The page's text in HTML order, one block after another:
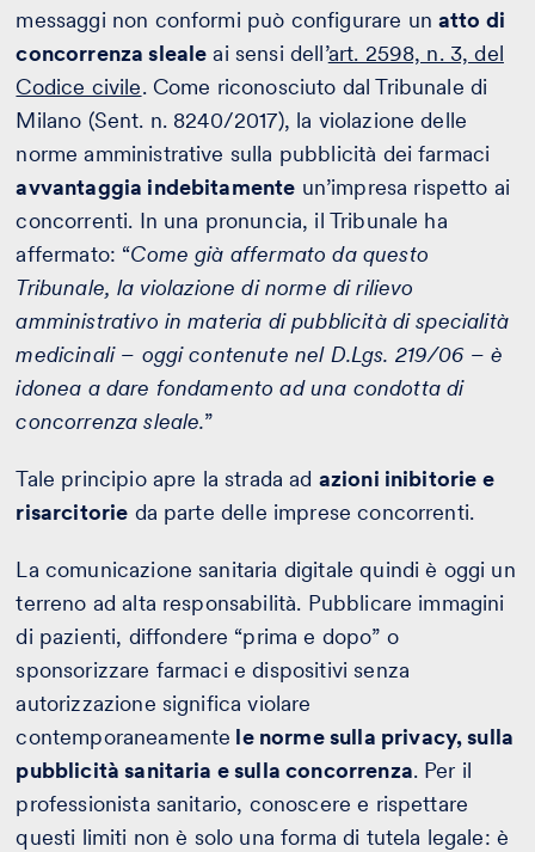
messaggi non conformi può configurare un atto di
concorrenza sleale ai sensi dell’art. 2598, n. 3, del
Codice civile. Come riconosciuto dal Tribunale di
Milano (Sent. n. 8240/2017), la violazione delle
norme amministrative sulla pubblicità dei farmaci
avvantaggia indebitamente un’impresa rispetto ai
concorrenti. In una pronuncia, il Tribunale ha
affermato: “Come già affermato da questo
Tribunale, la violazione di norme di rilievo
amministrativo in materia di pubblicità di specialità
medicinali – oggi contenute nel D.Lgs. 219/06 – è
idonea a dare fondamento ad una condotta di
concorrenza sleale.”
Tale principio apre la strada ad azioni inibitorie e
risarcitorie da parte delle imprese concorrenti.
La comunicazione sanitaria digitale quindi è oggi un
terreno ad alta responsabilità. Pubblicare immagini
di pazienti, diffondere “prima e dopo” o
sponsorizzare farmaci e dispositivi senza
autorizzazione significa violare
contemporaneamente le norme sulla privacy, sulla
pubblicità sanitaria e sulla concorrenza. Per il
professionista sanitario, conoscere e rispettare
questi limiti non è solo una forma di tutela legale: è